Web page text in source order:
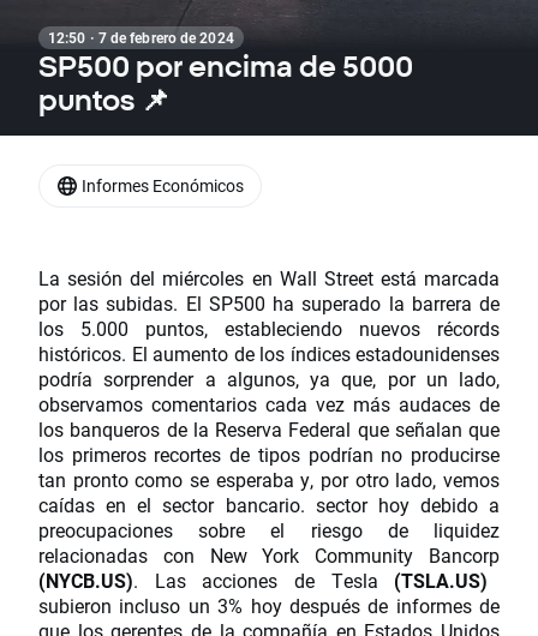
12:50 · 7 de febrero de 2024
SP500 por encima de 5000
puntos 📌
La sesión del miércoles en Wall Street está marcada
por las subidas. El SP500 ha superado la barrera de
los 5.000 puntos, estableciendo nuevos récords
históricos. El aumento de los índices estadounidenses
podría sorprender a algunos, ya que, por un lado,
observamos comentarios cada vez más audaces de
los banqueros de la Reserva Federal que señalan que
los primeros recortes de tipos podrían no producirse
tan pronto como se esperaba y, por otro lado, vemos
caídas en el sector bancario. sector hoy debido a
preocupaciones sobre el riesgo de liquidez
relacionadas con New York Community Bancorp
(NYCB.US). Las acciones de Tesla (TSLA.US)
subieron incluso un 3% hoy después de informes de
que los gerentes de la compañía en Estados Unidos
Informes Económicos